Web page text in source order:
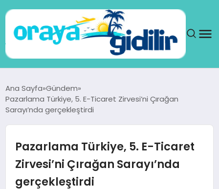
SAĞLIK
TEKNOLOJI
Ana Sayfa Gündem
Pazarlama Türkiye, 5. E-Ticaret Zirvesi’ni Çırağan
Sarayı’nda gerçekleştirdi
Pazarlama Türkiye, 5. E-Ticaret
Zirvesi’ni Çırağan Sarayı’nda
gerçekleştirdi